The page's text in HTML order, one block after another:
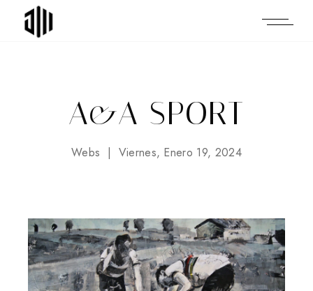
A&A SPORT
Webs Viernes, Enero 19, 2024